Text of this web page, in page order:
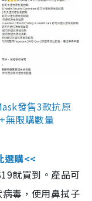
發售3款抗原
無限購數量
選購<<
就買到。產品可
毒，使用鼻拭子